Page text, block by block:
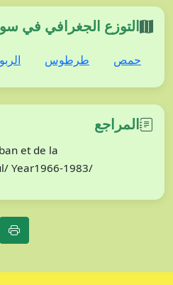
التوزع الجغرافي في
حمص طرطوس
المراجع
et de la
Year1966-1983/